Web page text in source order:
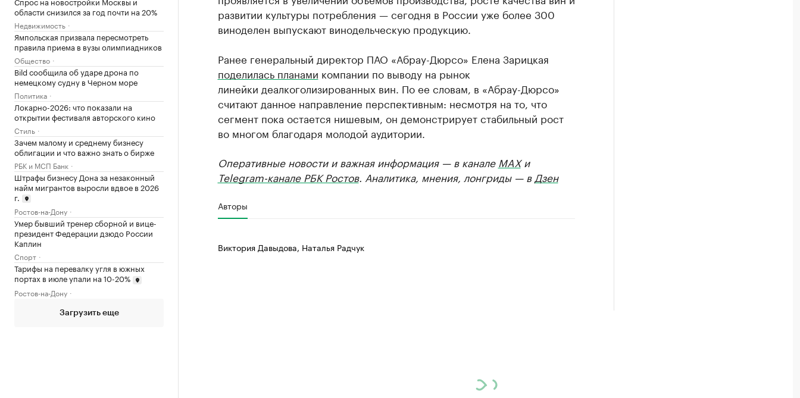
области снизился за год почти на 20%
Недвижимость
Ямпольская призвала пересмотреть
правила приема в вузы олимпиадников
Общество
Bild сообщила об ударе дрона по
немецкому судну в Черном море
Политика
Локарно-2026: что показали на
открытии фестиваля авторского кино
Стиль
Зачем малому и среднему бизнесу
облигации и что важно знать о бирже
РБК и МСП Банк
Штрафы бизнесу Дона за незаконный
найм мигрантов выросли вдвое в 2026
г.
Ростов-на-Дону
Умер бывший тренер сборной и вице-
президент Федерации дзюдо России
Каплин
Спорт
Тарифы на перевалку угля в южных
портах в июле упали на 10-20%
Ростов-на-Дону
Загрузить еще
развитии культуры потребления — сегодня в России уже более 300
виноделен выпускают винодельческую продукцию.
Ранее генеральный директор ПАО «Абрау-Дюрсо» Елена Зарицкая
поделилась планами компании по выводу на рынок
линейки деалкоголизированных вин. По ее словам, в «Абрау-Дюрсо»
считают данное направление перспективным: несмотря на то, что
сегмент пока остается нишевым, он демонстрирует стабильный рост
во многом благодаря молодой аудитории.
Оперативные новости и важная информация — в канале MAXи
Telegram-канале РБК Ростов. Аналитика, мнения, лонгриды — в Дзен
Авторы
Виктория Давыдова, Наталья Радчук